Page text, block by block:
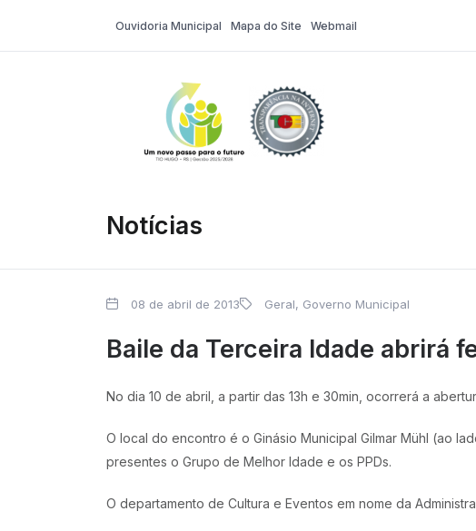
Ouvidoria Municipal Mapa do Site Webmail
Notícias
08 de abril de 2013 Geral, Governo Municipal
Baile da Terceira Idade abrirá
No dia 10 de abril, a partir das 13h e 30min, ocorrerá a
O local do encontro é o Ginásio Municipal Gilmar Mühl (ao
presentes o Grupo de Melhor Idade e os PPDs.
O departamento de Cultura e Eventos em nome da